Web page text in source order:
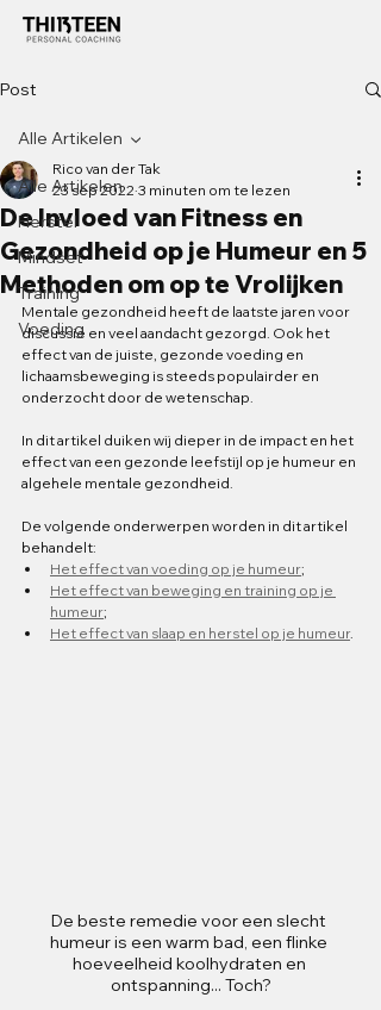
Post
Alle Artikelen
Herstel
Mindset
Training
Voeding
Alle Artikelen
De Invloed van Fitness en
Gezondheid op je Humeur en 5
Methoden om op te Vrolijken
Rico van der Tak
23 sep 2022 3 minuten om te lezen
Mentale gezondheid heeft de laatste jaren voor
discussie en veel aandacht gezorgd. Ook het
effect van de juiste, gezonde voeding en
lichaamsbeweging is steeds populairder en
onderzocht door de wetenschap.
In dit artikel duiken wij dieper in de impact en het
effect van een gezonde leefstijl op je humeur en
algehele mentale gezondheid.
De volgende onderwerpen worden in dit artikel
behandelt:
Het effect van voeding op je humeur;
Het effect van beweging en training op je
humeur;
Het effect van slaap en herstel op je humeur.
De beste remedie voor een slecht
humeur is een warm bad, een flinke
hoeveelheid koolhydraten en
ontspanning... Toch?